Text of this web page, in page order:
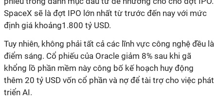
SpaceX sẽ là đợt IPO lớn nhất từ ​​trước đến nay với mức
định giá khoảng1.800 tỷ USD.
Tuy nhiên, không phải tất cả các lĩnh vực công nghệ đều là
điểm sáng. Cổ phiếu của Oracle giảm 8% sau khi gã
khổng lồ phần mềm này công bố kế hoạch huy động
thêm 20 tỷ USD vốn cổ phần và nợ để tài trợ cho việc phát
triển AI.